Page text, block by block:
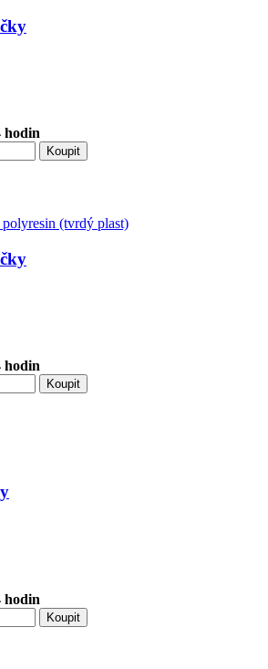
hodin
Koupit
hodin
Koupit
hodin
Koupit